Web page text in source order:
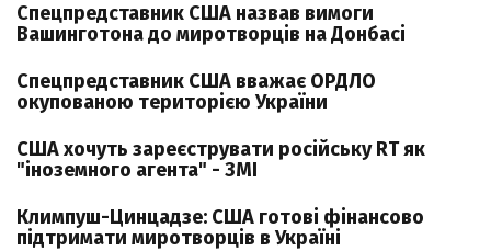
Спецпредставник США назвав вимоги
Вашинготона до миротворців на Донбасі
Спецпредставник США вважає ОРДЛО
окупованою територією України
США хочуть зареєструвати російську RT як
"іноземного агента" - ЗМІ
Климпуш-Цинцадзе: США готові фінансово
підтримати миротворців в Україні